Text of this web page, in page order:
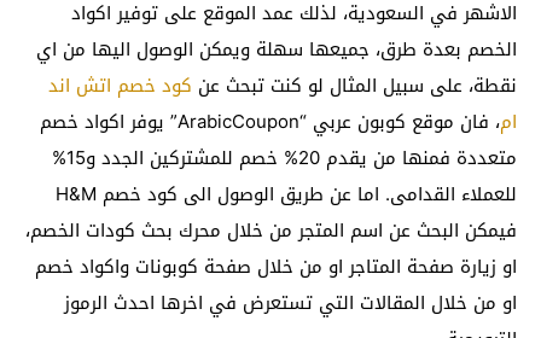
الاشهر في السعودية، لذلك عمد الموقع على توفير اكواد
الخصم بعدة طرق، جميعها سهلة ويمكن الوصول اليها من اي
نقطة، على سبيل المثال لو كنت تبحث عن كود خصم اتش اند
ام
، فان موقع كوبون عربي “ArabicCoupon” يوفر اكواد خصم
متعددة فمنها من يقدم 20% خصم للمشتركين الجدد و15%
للعملاء القدامى. اما عن طريق الوصول الى كود خصم H&M
فيمكن البحث عن اسم المتجر من خلال محرك بحث كودات الخصم،
او زيارة صفحة المتاجر او من خلال صفحة كوبونات واكواد خصم
او من خلال المقالات التي تستعرض في اخرها احدث الرموز